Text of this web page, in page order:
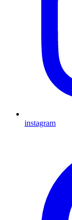
instagram